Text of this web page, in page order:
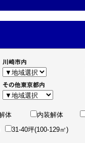
体 内装解体
31-40坪(100-129㎡)